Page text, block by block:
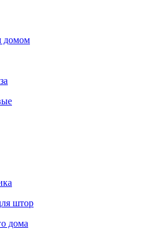
домом
штор
дома